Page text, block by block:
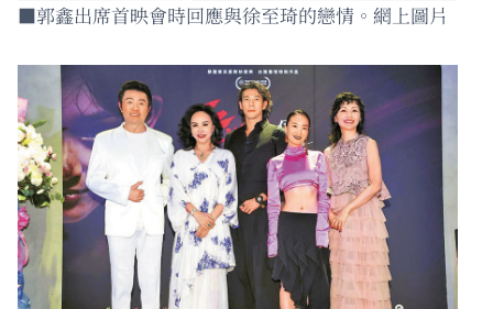
■郭鑫出席首映會時回應與徐至琦的戀情。網上圖片